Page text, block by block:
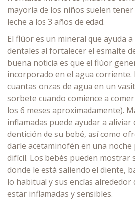
mayoría de los niños suelen
leche a los 3 años de edad.
El flúor es un mineral que ayuda
dentales al fortalecer el esmalte
buena noticia es que el flúor
incorporado en el agua corriente.
cuantas onzas de agua en un
sorbete cuando comience a
los 6 meses aproximadamente).
inflamadas puede ayudar a aliviar
dentición de su bebé, así como
darle acetaminofén en una
difícil. Los bebés pueden mostrar
donde le está saliendo el diente,
lo habitual y sus encías alrededor
estar inflamadas y sensibles.